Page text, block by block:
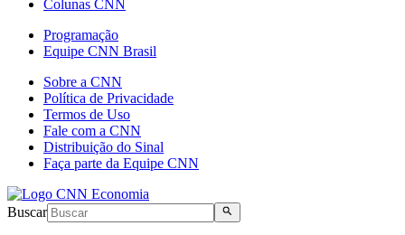
Colunas CNN
Programação
Equipe CNN Brasil
Sobre a CNN
Política de Privacidade
Termos de Uso
Fale com a CNN
Distribuição do Sinal
Faça parte da Equipe CNN
Buscar